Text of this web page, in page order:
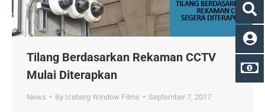
Tilang Berdasarkan Rekaman CCTV
Mulai Diterapkan
News By Iceberg Window Films September 7, 2017